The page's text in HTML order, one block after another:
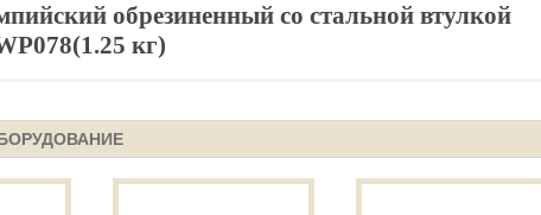
обрезиненный со стальной втулкой
кг)